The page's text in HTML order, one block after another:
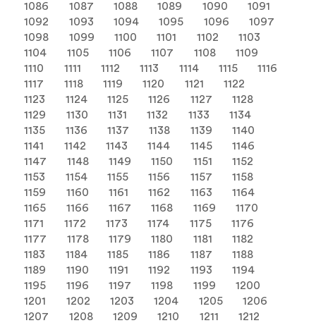
1086
1087 1088 1089 1090
1091
1092
1093 1094 1095 1096
1097
1098
1099 1100 1101 1102
1103
1104
1105 1106 1107 1108
1109
1110
1111 1112 1113 1114 1115
1116
1117
1118 1119 1120 1121
1122
1123
1124 1125 1126 1127
1128
1129
1130 1131 1132 1133
1134
1135
1136 1137 1138 1139
1140
1141
1142 1143 1144 1145
1146
1147
1148 1149 1150 1151
1152
1153
1154 1155 1156 1157
1158
1159
1160 1161 1162 1163
1164
1165
1166 1167 1168 1169
1170
1171
1172 1173 1174 1175
1176
1177
1178 1179 1180 1181
1182
1183
1184 1185 1186 1187
1188
1189
1190 1191 1192 1193
1194
1195
1196 1197 1198 1199
1200
1201
1202 1203 1204 1205
1206
1207
1208 1209 1210 1211
1212